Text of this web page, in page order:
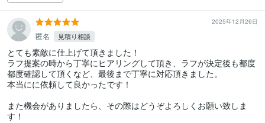
2025年12月26日
匿名 見積り相談
とても素敵に仕上げて頂きました！
ラフ提案の時から丁寧にヒアリングして頂き、ラフが決定後も都度
都度確認して頂くなど、最後まで丁寧に対応頂きました。
本当にに依頼して良かったです！
また機会がありましたら、その際はどうぞよろしくお願い致しま
す！